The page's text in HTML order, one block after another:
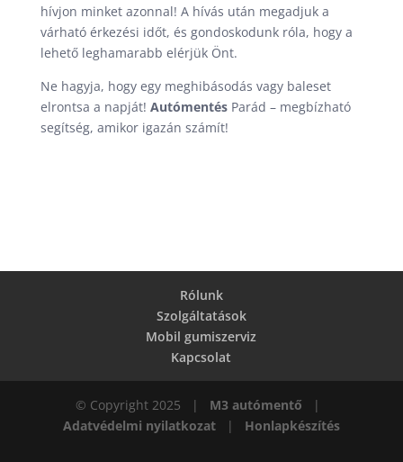
hívjon minket azonnal! A hívás után megadjuk a
várható érkezési időt, és gondoskodunk róla, hogy a
lehető leghamarabb elérjük Önt.
Ne hagyja, hogy egy meghibásodás vagy baleset
elrontsa a napját! Autómentés Parád – megbízható
segítség, amikor igazán számít!
Rólunk
Szolgáltatások
Mobil gumiszerviz
Kapcsolat
© Copyright 2025 | M3 autómentő |
Adatvédelmi nyilatkozat| Honlapkészítés